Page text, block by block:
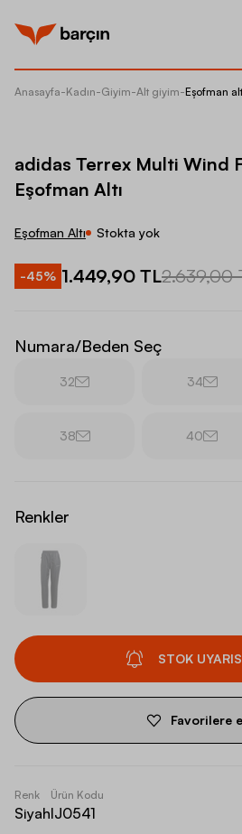
Anasayfa-Kadın-Giyim-Alt giyim-Eşofman
adidas Terrex Multi Wind
Eşofman Altı
Eşofman Altı Stokta yok
-45% 1.449,90 TL2.639,00
Numara/Beden Seç
32 34
38 40
Renkler
STOK
Favorilere
Renk
Siyah
Ürün Kodu
IJ0541